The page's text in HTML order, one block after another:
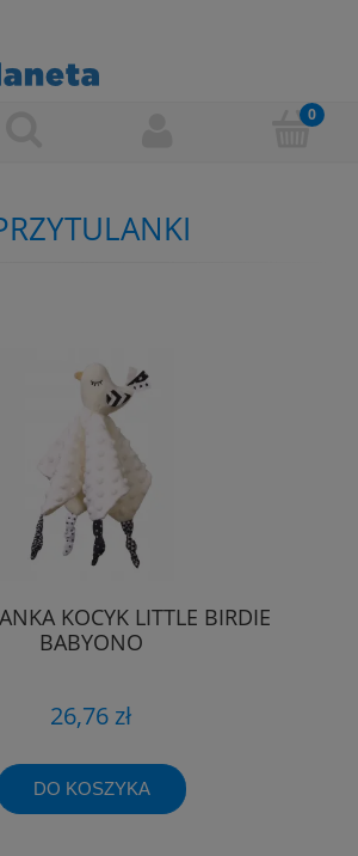
KOCYK LITTLE BIRDIE
BABYONO
26,76 zł
DO KOSZYKA